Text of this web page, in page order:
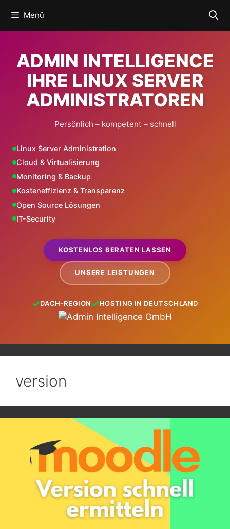
Inhalt
springen
Menü
ADMIN INTELLIGENCE
IHRE LINUX SERVER
ADMINISTRATOREN
Persönlich – kompetent – schnell
Linux Server Administration
Cloud & Virtualisierung
Monitoring & Backup
Kosteneffizienz & Transparenz
Open Source Lösungen
IT-Security
KOSTENLOS BERATEN LASSEN
UNSERE LEISTUNGEN
DACH-REGION HOSTING IN DEUTSCHLAND
version